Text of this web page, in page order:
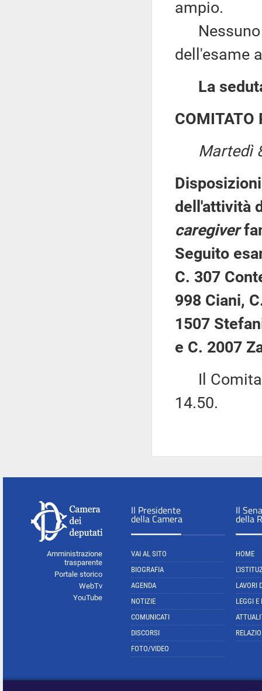
ampio.
Nessuno
dell'esame
La
COMITATO
Martedì
dell'attività
caregiver
Seguito
C. 307
998 Ciani,
1507
e C. 2007
Il
14.50.
Amministrazione
trasparente
Portale storico
WebTv
YouTube
Il Presidente
della Camera
VAI AL SITO
BIOGRAFIA
AGENDA
NOTIZIE
COMUNICATI
DISCORSI
FOTO/VIDEO
Il
della
HOME
LAVORI
LEGGI E